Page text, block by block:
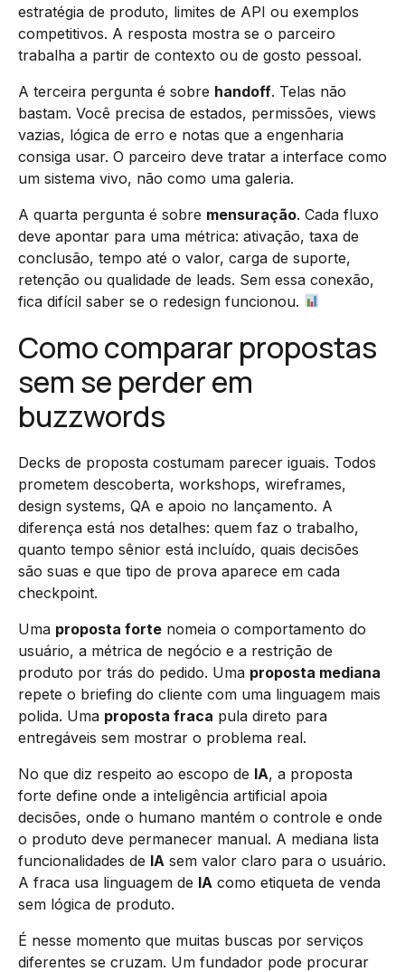
estratégia de produto, limites de API ou exemplos
competitivos. A resposta mostra se o parceiro
trabalha a partir de contexto ou de gosto pessoal.
A terceira pergunta é sobre handoff. Telas não
bastam. Você precisa de estados, permissões, views
vazias, lógica de erro e notas que a engenharia
consiga usar. O parceiro deve tratar a interface como
um sistema vivo, não como uma galeria.
A quarta pergunta é sobre mensuração. Cada fluxo
deve apontar para uma métrica: ativação, taxa de
conclusão, tempo até o valor, carga de suporte,
retenção ou qualidade de leads. Sem essa conexão,
fica difícil saber se o redesign funcionou.
Como comparar propostas
sem se perder em
buzzwords
Decks de proposta costumam parecer iguais. Todos
prometem descoberta, workshops, wireframes,
design systems, QA e apoio no lançamento. A
diferença está nos detalhes: quem faz o trabalho,
quanto tempo sênior está incluído, quais decisões
são suas e que tipo de prova aparece em cada
checkpoint.
Uma proposta forte nomeia o comportamento do
usuário, a métrica de negócio e a restrição de
produto por trás do pedido. Uma proposta mediana
repete o briefing do cliente com uma linguagem mais
polida. Uma proposta fraca pula direto para
entregáveis sem mostrar o problema real.
No que diz respeito ao escopo de IA, a proposta
forte define onde a inteligência artificial apoia
decisões, onde o humano mantém o controle e onde
o produto deve permanecer manual. A mediana lista
funcionalidades de IA sem valor claro para o usuário.
A fraca usa linguagem de IA como etiqueta de venda
sem lógica de produto.
É nesse momento que muitas buscas por serviços
diferentes se cruzam. Um fundador pode procurar